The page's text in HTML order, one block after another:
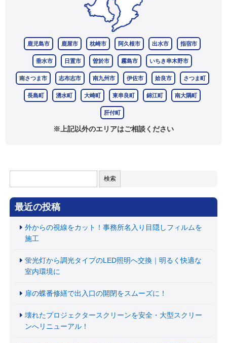
鹿児島市 鹿屋市 枕崎市 阿久根市 出水市 指宿市
垂水市 日置市 曽於市 霧島市 いちき串木野市
南さつま市 志布志市 南九州市 伊佐市 姶良市 さつま町
長島町 湧水町 大崎町 東串良町 錦江町 南大隅町
肝付町
※上記以外のエリアはご相談ください
索:
最近の投稿
外からの視線をカット！事務所名入り目隠しフィルムを
施工
蛍光灯から調光タイプのLED照明へ交換｜明るく快適な
室内環境に
扉の蝶番修繕で出入口の開閉をスムーズに！
壊れたプロジェクタースクリーンを安全・大型スクリー
ンへリニューアル！